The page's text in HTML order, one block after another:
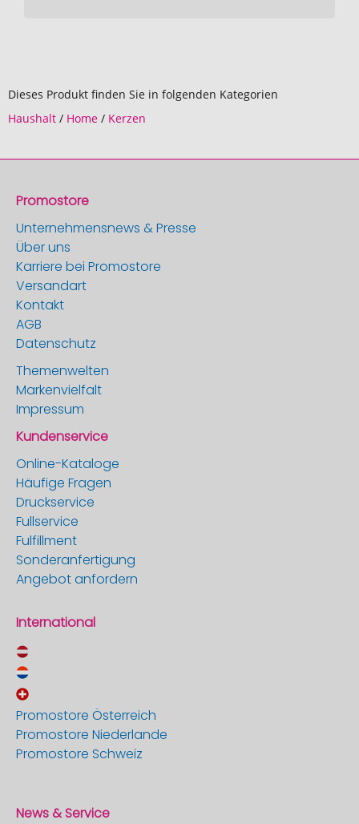
Dieses Produkt finden Sie in folgenden Kategorien
Haushalt / Home / Kerzen
Promostore
Unternehmensnews & Presse
Über uns
Karriere bei Promostore
Versandart
Kontakt
AGB
Datenschutz
Themenwelten
Markenvielfalt
Impressum
Kundenservice
Online-Kataloge
Häufige Fragen
Druckservice
Fullservice
Fulfillment
Sonderanfertigung
Angebot anfordern
International
Promostore Österreich
Promostore Niederlande
Promostore Schweiz
News & Service